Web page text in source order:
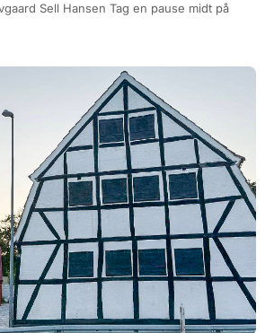
Sell Hansen Tag en pause midt på